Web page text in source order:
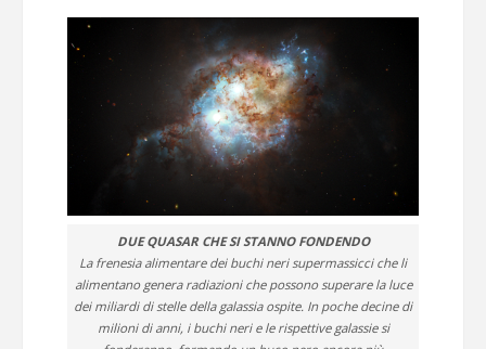
DUE QUASAR CHE SI STANNO FONDENDO
La frenesia alimentare dei buchi neri supermassicci che li
alimentano genera radiazioni che possono superare la luce
dei miliardi di stelle della galassia ospite. In poche decine di
milioni di anni, i buchi neri e le rispettive galassie si